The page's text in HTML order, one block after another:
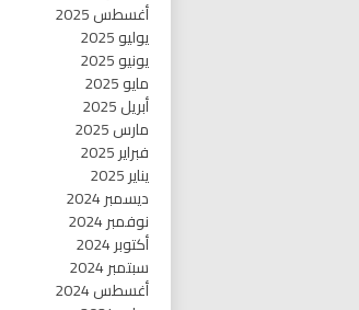
أغسطس 2025
يوليو 2025
يونيو 2025
مايو 2025
أبريل 2025
مارس 2025
فبراير 2025
يناير 2025
ديسمبر 2024
نوفمبر 2024
أكتوبر 2024
سبتمبر 2024
أغسطس 2024